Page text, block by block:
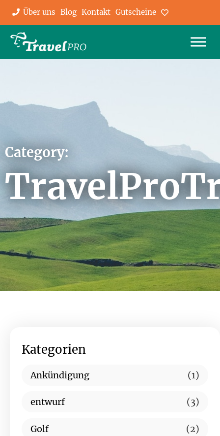
Über uns Blog Kontakt Gutscheine Favoriten
Category:
Kategorien
Ankündigung (1)
entwurf (3)
Golf (2)